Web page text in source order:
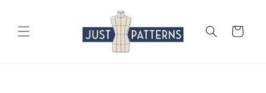
au
contenu
Panier